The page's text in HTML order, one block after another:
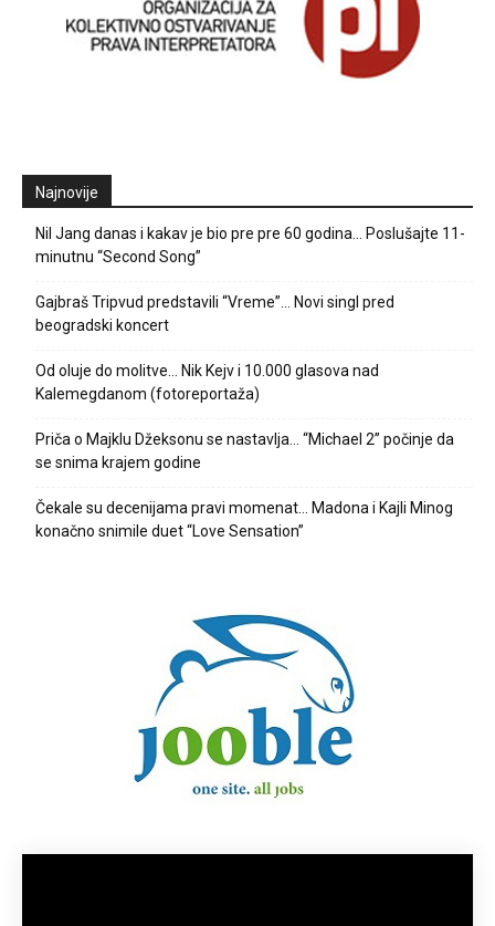
Najnovije
Nil Jang danas i kakav je bio pre pre 60 godina… Poslušajte 11-
minutnu “Second Song”
Gajbraš Tripvud predstavili “Vreme”… Novi singl pred
beogradski koncert
Od oluje do molitve… Nik Kejv i 10.000 glasova nad
Kalemegdanom (fotoreportaža)
Priča o Majklu Džeksonu se nastavlja… “Michael 2” počinje da
se snima krajem godine
Čekale su decenijama pravi momenat… Madona i Kajli Minog
konačno snimile duet “Love Sensation”